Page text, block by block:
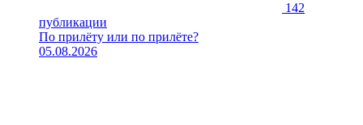
142
публикации
По прилёту или по прилёте?
05.08.2026